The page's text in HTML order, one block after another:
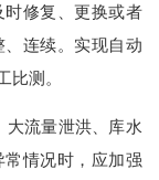
修复、更换或者
连续。实现自动
比测。
流量泄洪、库水
情况时，应加强